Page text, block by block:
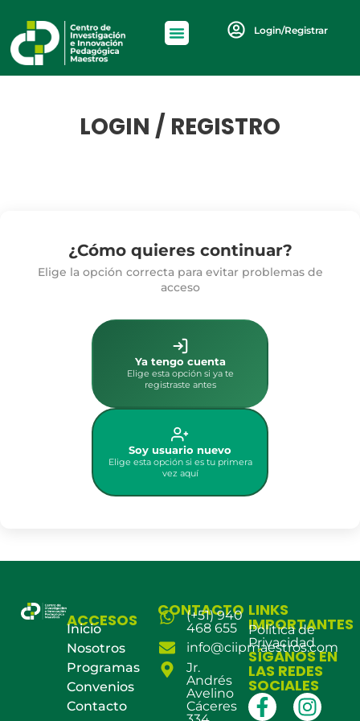
Login/Registrar
LOGIN / REGISTRO
¿Cómo quieres continuar?
Elige la opción correcta para evitar problemas de
acceso
Ya tengo cuenta
Elige esta opción si ya te
registraste antes
Soy usuario nuevo
Elige esta opción si es tu primera
vez aquí
ACCESOS
Inicio
Nosotros
Programas
Convenios
Contacto
CONTACTO
(+51) 940
468 655
info@ciipmaestros.com
Jr.
Andrés
Avelino
Cáceres
LINKS
IMPORTANTES
Política de
Privacidad
SÍGANOS EN
LAS REDES
SOCIALES